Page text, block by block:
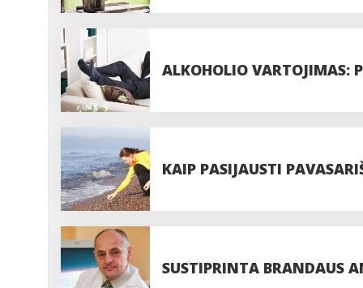
ALKOHOLIO VARTOJIMAS:
KAIP PASIJAUSTI
SUSTIPRINTA BRANDAUS